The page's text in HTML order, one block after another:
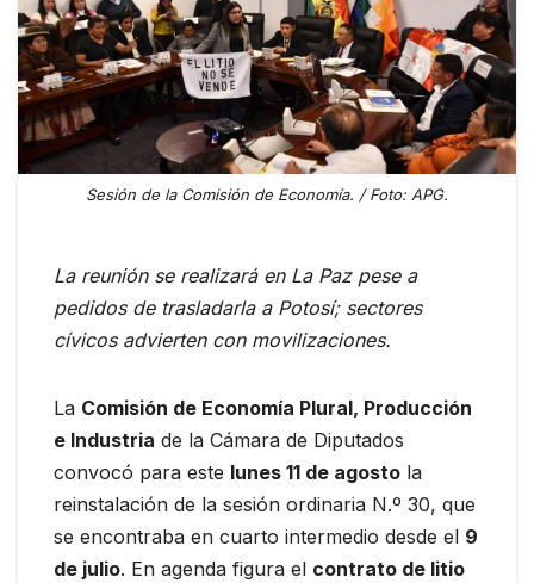
Sesión de la Comisión de Economía. / Foto: APG.
La reunión se realizará en La Paz pese a
pedidos de trasladarla a Potosí; sectores
cívicos advierten con movilizaciones.
La Comisión de Economía Plural, Producción
e Industria de la Cámara de Diputados
convocó para este lunes 11 de agosto la
reinstalación de la sesión ordinaria N.º 30, que
se encontraba en cuarto intermedio desde el 9
de julio. En agenda figura el contrato de litio